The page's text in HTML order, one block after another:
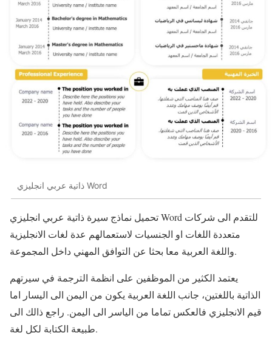
ذاتية عربي انجليزي Word
تحميل نماذج سيرة ذاتية عربي انجليزي Word للتقدم الى شركات
متعددة اللغات او الجنسيات لاستعمالهم عدة لغات الانجليزية
واللغة العربية معا بحثا عن التوافق المهني داخل المجموعة.
يعتمد الكثير من الموظفين على انظمة الترجمة في سيرتهم
الذاتية باللغتين، جانب اللغة العربية يكون من اليمن الى اليسار اما
قيم الانجليزي فالعكس تماما من الياسر الى اليمن. راجع ذالك الى
طبيعة الكتابة لكل لغة.